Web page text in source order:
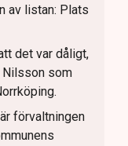
av listan: Plats
det var dåligt,
Nilsson som
förvaltningen